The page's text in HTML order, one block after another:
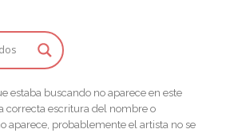
estaba buscando no aparece en este
correcta escritura del nombre o
aparece, probablemente el artista no se